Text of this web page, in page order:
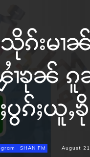
သိုၵ်းမၢ
ၾၢႆၶုၼ်
ပွၵ်ႈယူ
SHAN FM August